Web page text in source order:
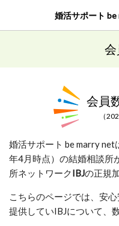
婚活サポート
会
会員
（
婚活サポート be marry
年4月時点）の結婚相談所
所ネットワークIBJの正規
こちらのページでは、安
提供していIBJについて、